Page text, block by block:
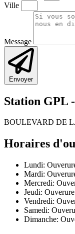
Ville
Message
Envoyer
Station GPL -
BOULEVARD DE
Horaires
Lundi:
Mardi:
Mercredi:
Jeudi:
Vendredi:
Samedi:
Dimanche: